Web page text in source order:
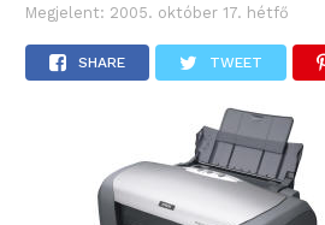
Megjelent: 2005. október 17. hétfő
SHARE TWEET